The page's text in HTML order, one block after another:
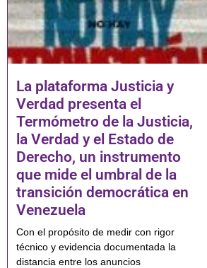
La plataforma Justicia y
Verdad presenta el
Termómetro de la Justicia,
la Verdad y el Estado de
Derecho, un instrumento
que mide el umbral de la
transición democrática en
Venezuela
Con el propósito de medir con rigor
técnico y evidencia documentada la
distancia entre los anuncios